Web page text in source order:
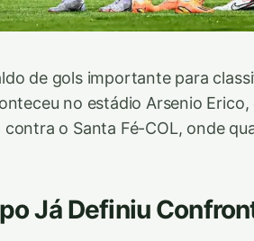
de gols importante para
no estádio Arsenio Erico,
contra o Santa Fé-COL, onde
Já Definiu